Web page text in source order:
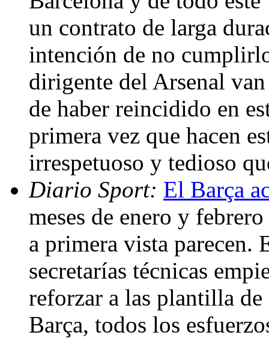
un contrato de larga
intención de no
dirigente del Arsenal
de haber reincidido en
primera vez que hacen
irrespetuoso y tedioso
Diario Sport: El Barça
meses de enero y
a primera vista parecen.
secretarías técnicas
reforzar a las plantilla
Barça, todos los